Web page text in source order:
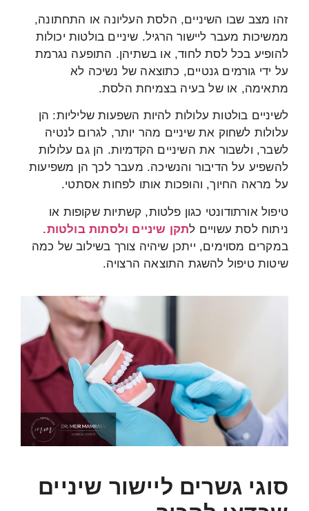
זהו מצב שבו השיניים, הלסת העליונה או התחתונה,
ממשיכות מעבר ליישור הרגיל. שיניים בולטות יכולות
להופיע בכל לסת לחוד, או בשתיהן. התופעה נגרמת
על ידי גורמים גנטיים, כתוצאה של נשיכה לא
מתאימה, או של בעיה בצמיחת הלסת.
לשיניים בולטות עלולות להיות השפעות שליליות: הן
עלולות לשחוק את שיניים מהר יותר, לגרום לנטיה
לשבר, ולשבור את השיניים הקדמיות. הן גם עלולות
להשפיע על הדיבור והנשיכה. מעבר לכך הן משפיעות
על מראה החיוך, והופכות אותו לפחות אסתטי.
טיפול אורתודונטי כגון פלטות, קשתיות שקופות או
ניתוח לסת עשויים לתקן שיניים ולסתות בולטות.
במקרים מסוימים, ייתכן שיהיה צורך בשילוב של כמה
שיטות טיפול להשגת התוצאה הרצויה.
סוגי גשרים ליישור שיניים